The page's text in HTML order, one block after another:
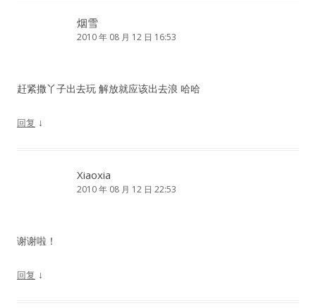
烟雪
2010 年 08 月 12 日 16:53
赶紧撒丫子出去玩 解放就应该出去浪 哈哈
回复 ↓
Xiaoxia
2010 年 08 月 12 日 22:53
谢谢啦！
回复 ↓